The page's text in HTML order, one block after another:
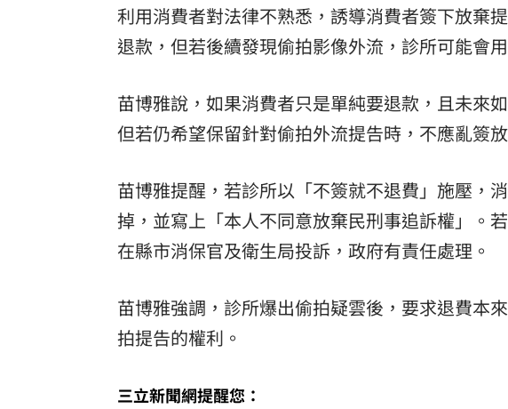
利用消費者對法律不熟悉，誘導消費者簽下放棄
退款，但若後續發現偷拍影像外流，診所可能會
苗博雅說，如果消費者只是單純要退款，且未來
但若仍希望保留針對偷拍外流提告時，不應亂簽
苗博雅提醒，若診所以「不簽就不退費」施壓，
掉，並寫上「本人不同意放棄民刑事追訴權」。
在縣市消保官及衛生局投訴，政府有責任處理。
苗博雅強調，診所爆出偷拍疑雲後，要求退費本
拍提告的權利。
三立新聞網提醒您：